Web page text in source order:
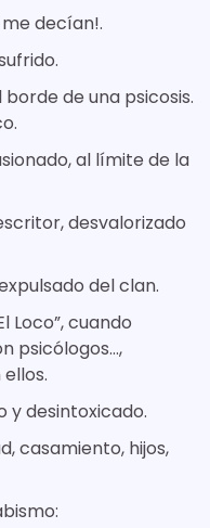
me decían!.
de una psicosis.
al límite de la
desvalorizado
del clan.
Loco”, cuando
psicólogos…,
y desintoxicado.
casamiento, hijos,